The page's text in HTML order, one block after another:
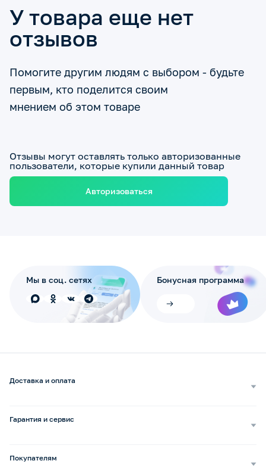
У товара еще нет
отзывов
Помогите другим людям с выбором - будьте
первым, кто поделится своим
мнением об этом товаре
Отзывы могут оставлять только авторизованные
пользователи, которые купили данный товар
Авторизоваться
Мы в соц. сетях Бонусная программа
Доставка и оплата
Гарантия и сервис
Покупателям